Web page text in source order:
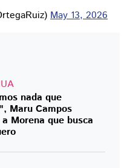
May 13, 2026
nada que
Maru Campos
Morena que busca